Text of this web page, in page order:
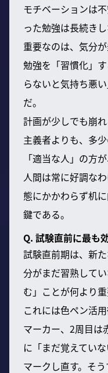
モチベーションは
った勉強は長続きし
重要なのは、気分
勉強を「習慣化」
らないと気持ち悪
だ。
計画が少しでも崩
主義者よりも、多
「適当な人」の方
人間は常に好調な
態にかかわらず机
鍵である。
Q. 試験直前に最も
試験直前期は、新
分がまだ習熟して
む」ことが何より重
これには色ペン活
マーカー、2周目は
に「まだ覚えてい
マークし直す。そ